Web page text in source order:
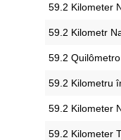
‎59.2 Kilometer
‎59.2 Kilometr
‎59.2
‎59.2 Kilometru
‎59.2 Kilometer
‎59.2 Kilometer